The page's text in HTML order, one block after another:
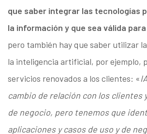
que saber integrar las tecnologías
la información y que sea válida
pero también hay que saber utilizar
la inteligencia artificial, por ejemplo,
servicios renovados a los clientes: «
cambio de relación con los clientes
de negocio, pero tenemos que
aplicaciones y casos de uso y de